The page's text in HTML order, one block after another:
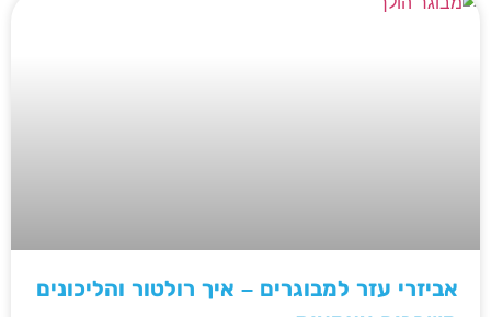
אביזרי עזר למבוגרים – איך רולטור והליכונים